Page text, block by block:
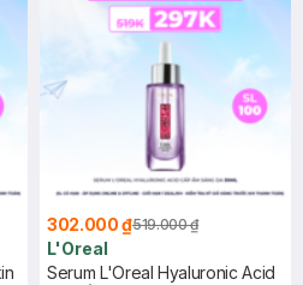
302.000 ₫519.000 ₫
L'Oreal
Serum L'Oreal Hyaluronic Acid